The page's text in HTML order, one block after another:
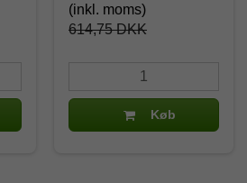
614,75 DKK
(inkl. moms)
Køb